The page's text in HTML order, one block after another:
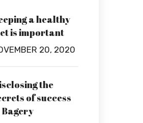
a healthy
is important
20, 2020
the
of success
Bagery